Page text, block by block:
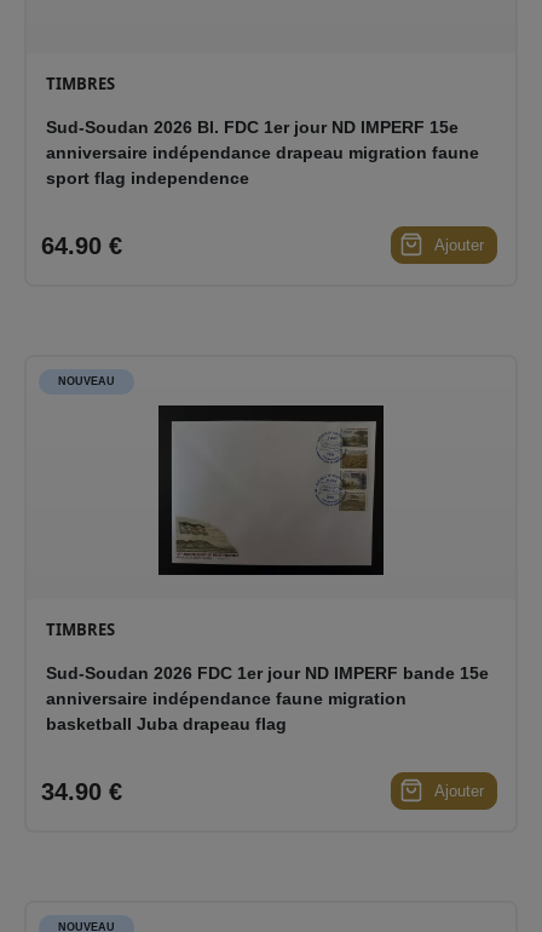
TIMBRES
Sud-Soudan 2026 Bl. FDC 1er jour ND IMPERF 15e
anniversaire indépendance drapeau migration faune
sport flag independence
64.90 € Ajouter
NOUVEAU
TIMBRES
Sud-Soudan 2026 FDC 1er jour ND IMPERF bande 15e
anniversaire indépendance faune migration
basketball Juba drapeau flag
34.90 € Ajouter
NOUVEAU